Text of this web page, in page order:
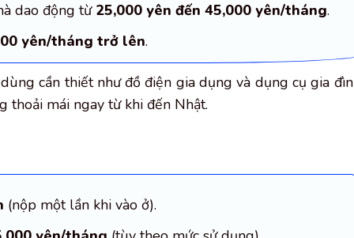
dao động từ 25,000 yên đến 45,000 yên/tháng.
yên/tháng trở lên.
cần thiết như đồ điện gia dụng và dụng cụ gia
thoải mái ngay từ khi đến Nhật.
(nộp một lần khi vào ở).